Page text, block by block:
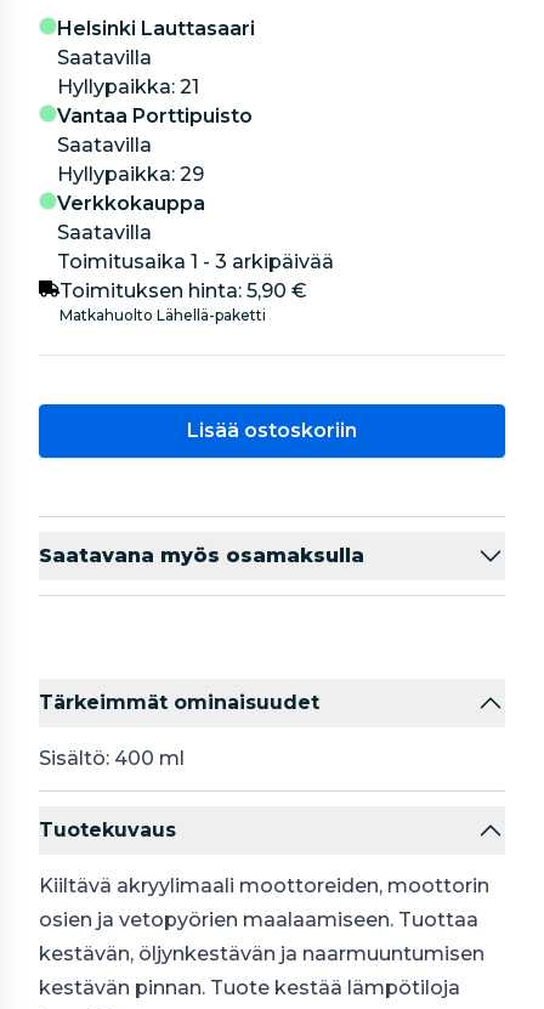
Helsinki Lauttasaari
Saatavilla
hyllypaikka: 21
Vantaa Porttipuisto
Saatavilla
hyllypaikka: 29
Verkkokauppa
Saatavilla
Toimitusaika 1 - 3 arkipäivää
Toimituksen hinta: 5,90 €
Matkahuolto Lähellä-paketti
Lisää ostoskoriin
Saatavana myös osamaksulla
Tärkeimmät ominaisuudet
Sisältö: 400 ml
Tuotekuvaus
Kiiltävä akryylimaali moottoreiden, moottorin
osien ja vetopyörien maalaamiseen. Tuottaa
kestävän, öljynkestävän ja naarmuuntumisen
kestävän pinnan. Tuote kestää lämpötiloja